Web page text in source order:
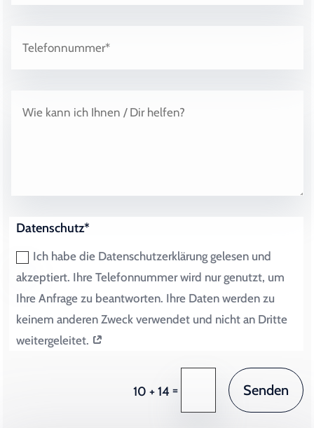
Datenschutz*
Ich habe die Datenschutzerklärung gelesen und
akzeptiert. Ihre Telefonnummer wird nur genutzt, um
Ihre Anfrage zu beantworten. Ihre Daten werden zu
keinem anderen Zweck verwendet und nicht an Dritte
weitergeleitet.
10 + 14 = Senden